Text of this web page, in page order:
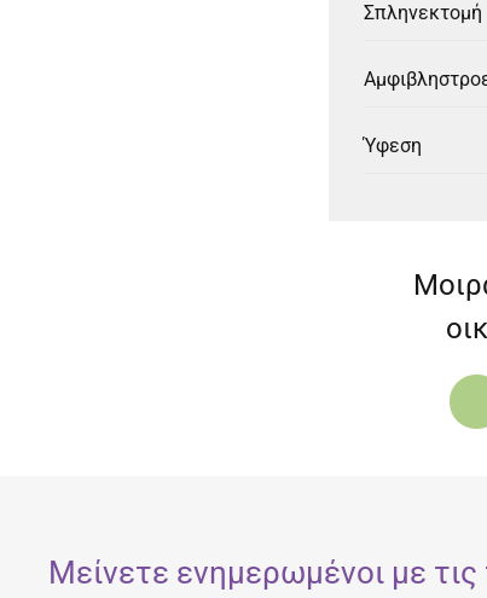
Σπληνεκτομή
Ύφεση
Μείνετε ενημερωμένοι με τις